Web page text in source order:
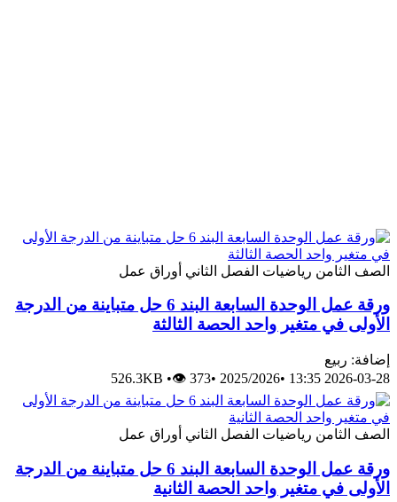
رياضيات الفصل الثاني أوراق عمل
ورقة عمل الوحدة السابعة البند 6 حل متباينة من الدرجة
متغير واحد الحصة الثالثة
•
2025/2026
•
526.3KB •👁 373
رياضيات الفصل الثاني أوراق عمل
ورقة عمل الوحدة السابعة البند 6 حل متباينة من الدرجة
متغير واحد الحصة الثانية